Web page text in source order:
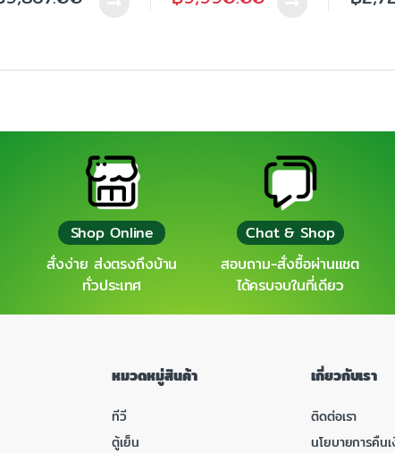
Shop Online
สั่งง่าย ส่งตรงถึงบ้าน
ทั่วประเทศ
Chat & Shop
สอบถาม-สั่งซื้อผ่านแชต
ได้ครบจบในที่เดียว
หมวดหมู่สินค้า
ทีวี
ตู้เย็น
เกี่ยวกับเรา
ติดต่อเรา
นโยบายการคืน